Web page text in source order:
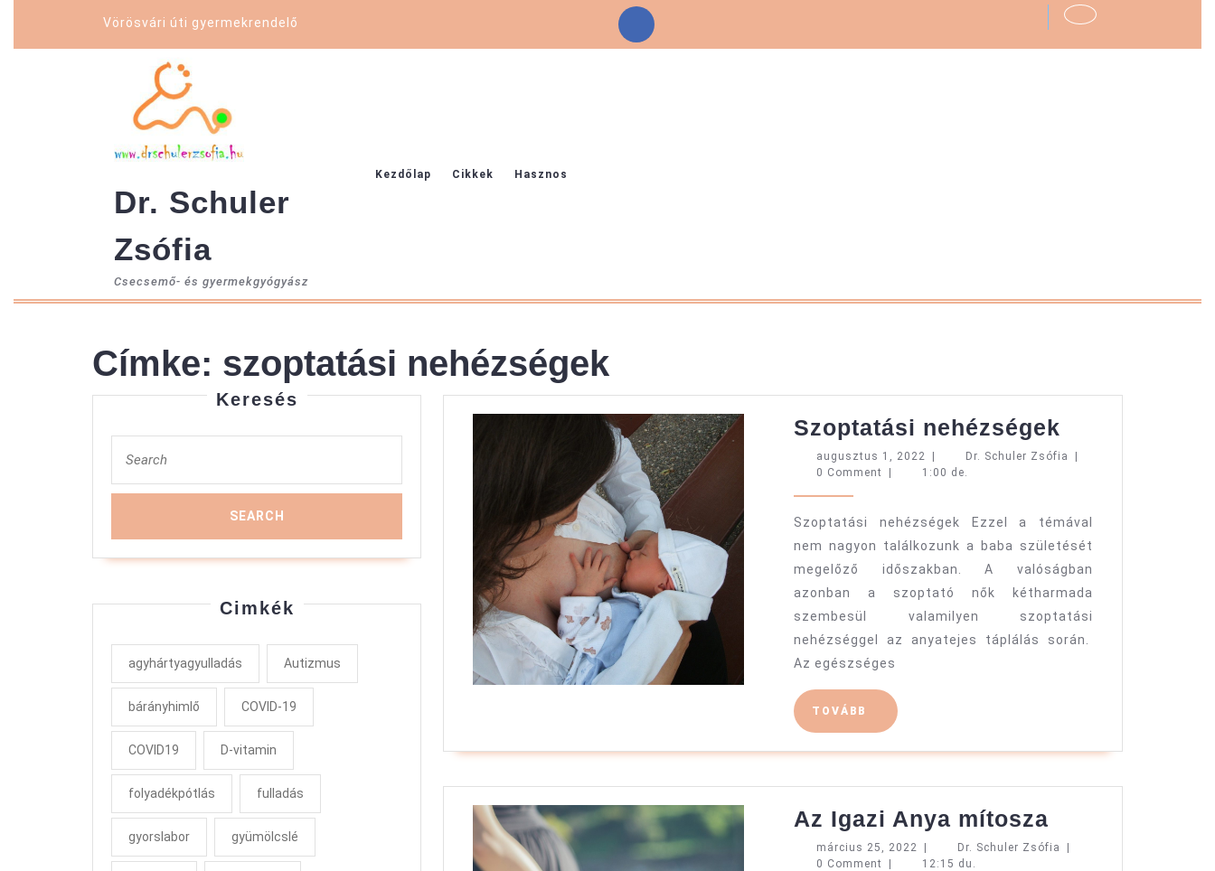
content
Vörösvári úti gyermekrendelő
Facebook
Dr. Schuler
Zsófia
Csecsemő- és gyermekgyógyász
Kezdőlap Cikkek Hasznos
Címke: szoptatási nehézségek
Keresés
for:
Cimkék
agyhártyagyulladás Autizmus
bárányhimlő COVID-19
COVID19 D-vitamin
folyadékpótlás fulladás
gyorslabor gyümölcslé
Szoptatási nehézségek
nehézségek
augusztus 1, 2022 augusztus
1,
Dr. Schuler Zsófia Dr.
0 Comment
1:00 de.
Szoptatási nehézségek Ezzel a témával
nem nagyon találkozunk a baba születését
megelőző időszakban. A valóságban
azonban a szoptató nők kétharmada
szembesül valamilyen szoptatási
nehézséggel az anyatejes táplálás során.
Az egészséges
TOVÁBB TOVÁBB
Az Igazi Anya mítosza
Igazi
március 25, 2022 március
25,
Dr. Schuler Zsófia Dr.
0 Comment
12:15 du.